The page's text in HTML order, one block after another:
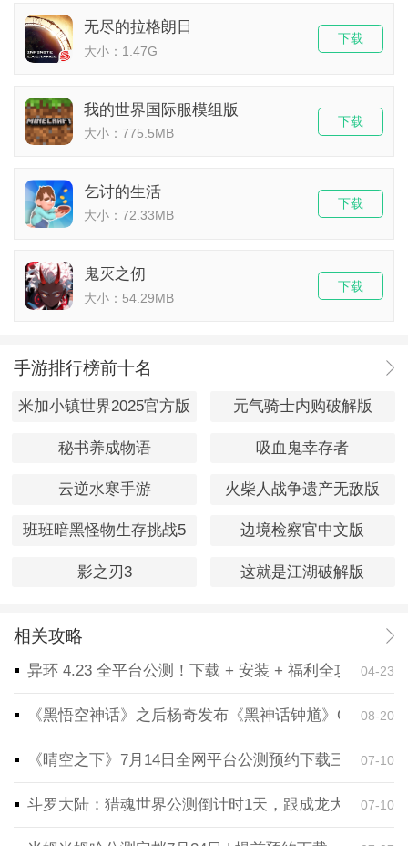
无尽的拉格朗日
大小：1.47G
下载
我的世界国际服模组版
大小：775.5MB
下载
乞讨的生活
大小：72.33MB
下载
鬼灭之仞
大小：54.29MB
下载
手游排行榜前十名
米加小镇世界2025官方版 元气骑士内购破解版
秘书养成物语 吸血鬼幸存者
云逆水寒手游 火柴人战争遗产无敌版
班班暗黑怪物生存挑战5 边境检察官中文版
影之刃3 这就是江湖破解版
相关攻略
异环 4.23 全平台公测！下载 + 安装 + 福利全攻略，一
04-23
《黑悟空神话》之后杨奇发布《黑神话钟馗》CG！预
08-20
《晴空之下》7月14日全网平台公测预约下载三端同步
07-10
斗罗大陆：猎魂世界公测倒计时1天，跟成龙大哥一起
07-10